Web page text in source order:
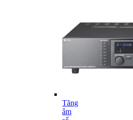
Tăng
âm